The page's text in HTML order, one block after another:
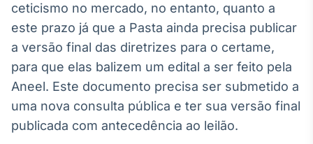
Wallboard
Conteúdos e
displays e telas
Curadoria
Curadoria de
ceticismo no mercado, no entanto, quanto a
este prazo já que a Pasta ainda precisa publicar
a versão final das diretrizes para o certame,
para que elas balizem um edital a ser feito pela
Aneel. Este documento precisa ser submetido a
uma nova consulta pública e ter sua versão final
publicada com antecedência ao leilão.